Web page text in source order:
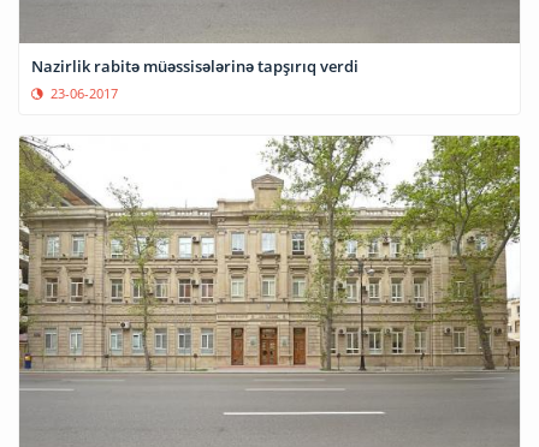
Nazirlik rabitə müəssisələrinə tapşırıq verdi
23-06-2017